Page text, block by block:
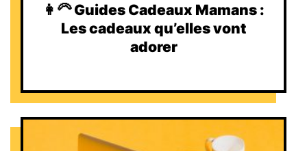
👩‍🦳 Guides Cadeaux Mamans :
Les cadeaux qu’elles vont
adorer